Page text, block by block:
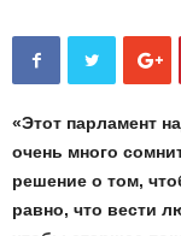
«Этот парламент
очень много
решение о том,
равно, что вести